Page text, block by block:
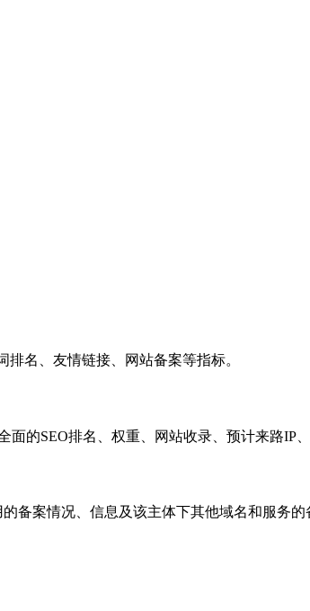
名、友情链接、网站备案等指标。
的SEO排名、权重、网站收录、预计来路IP
备案情况、信息及该主体下其他域名和服务的